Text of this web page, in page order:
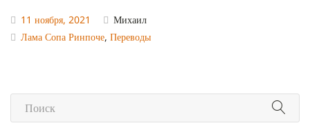
11 ноября, 2021
Михаил
Лама Сопа Ринпоче, Переводы